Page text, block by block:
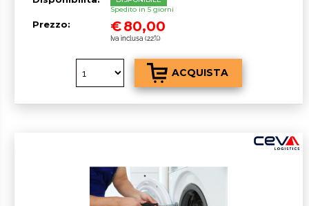
Spedito in 5 giorni
Prezzo: €80,00
Iva inclusa (22%)